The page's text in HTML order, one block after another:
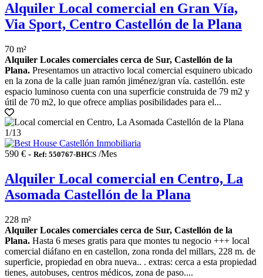
Alquiler Local comercial en Gran Vía,
Via Sport, Centro Castellón de la Plana
70 m²
Alquiler Locales comerciales cerca de Sur, Castellón de la
Plana. Presentamos un atractivo local comercial esquinero ubicado
en la zona de la calle juan ramón jiménez/gran vía. castellón. este
espacio luminoso cuenta con una superficie construida de 79 m2 y
útil de 70 m2, lo que ofrece amplias posibilidades para el...
1/13
590 € - Ref: 550767-BHCS /Mes
Alquiler Local comercial en Centro, La
Asomada Castellón de la Plana
228 m²
Alquiler Locales comerciales cerca de Sur, Castellón de la
Plana. Hasta 6 meses gratis para que montes tu negocio +++ local
comercial diáfano en en castellon, zona ronda del millars, 228 m. de
superficie, propiedad en obra nueva.. . extras: cerca a esta propiedad
tienes, autobuses, centros médicos, zona de paso....